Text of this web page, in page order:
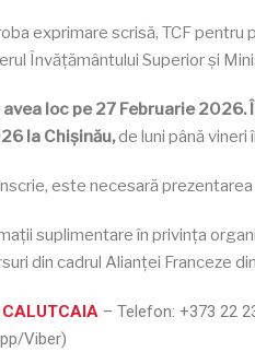
a exprimare scrisă, TCF
Învățământului Superior și
avea loc pe 27 Februarie
la Chișinău,de luni până
este necesară
suplimentare în privința
din cadrul Alianței Franceze
– Telefon: +373 22
Viber)